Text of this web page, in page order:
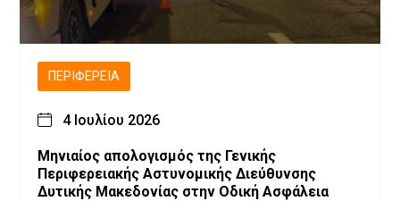
ΠΕΡΙΦΈΡΕΙΑ
4 Ιουλίου 2026
Μηνιαίος απολογισμός της Γενικής
Περιφερειακής Αστυνομικής Διεύθυνσης
Δυτικής Μακεδονίας στην Οδική Ασφάλεια